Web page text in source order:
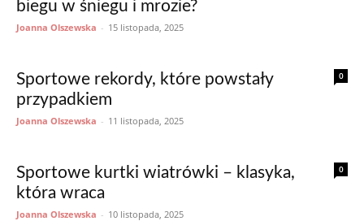
biegu w śniegu i mrozie?
Joanna Olszewska - 15 listopada, 2025
0
Sportowe rekordy, które powstały
przypadkiem
Joanna Olszewska - 11 listopada, 2025
0
Sportowe kurtki wiatrówki – klasyka,
która wraca
Joanna Olszewska - 10 listopada, 2025